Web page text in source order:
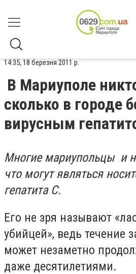
14:35, 18 березня 2011 р.
В Мариуполе
сколько в городе
вирусным
Многие мариупольцы и
что могут являться
гепатита С.
Его не зря называют
убийцей», ведь течение
может незаметно
даже десятилетиями.